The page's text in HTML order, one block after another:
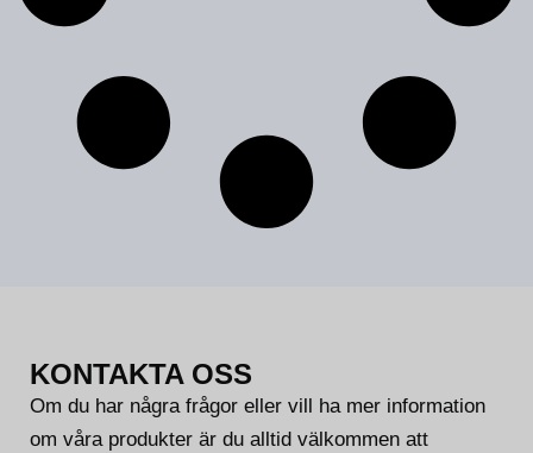
KONTAKTA OSS
Om du har några frågor eller vill ha mer information
om våra produkter är du alltid välkommen att